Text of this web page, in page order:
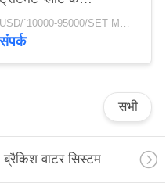
50000जीपीडी औद्योगिक
कृषि रिवर्स ऑस्मोसिस आरओ
USD/`10000-95000/SET MOQ:1 सेट
संपर्क
सभी
ब्रैकिश वाटर सिस्टम